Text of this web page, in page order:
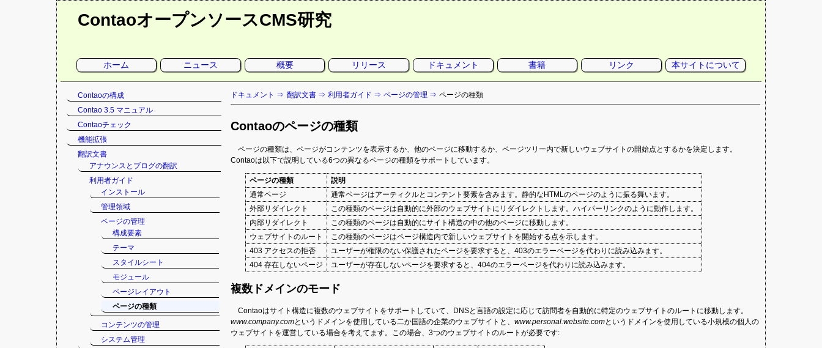
ContaoオープンソースCMS研究
ー
ホーム ニュース 概要 リリース ドキュメント 書籍 リンク 本サイトについて
ドキュメント 翻訳文書 利用者ガイド ページの管理 ページの種類
Contaoのページの種類
ページの種類は、ページがコンテンツを表示するか、他のページに移動するか、ページツリー内で新しいウェブサイトの開始点とするかを決定します。
Contaoは以下で説明している6つの異なるページの種類をサポートしています。
ページの種類
説明
通常ページ
通常ページはアーティクルとコンテント要素を含みます。静的なHTMLのページのように振る舞います。
外部リダイレクト
この種類のページは自動的に外部のウェブサイトにリダイレクトします。ハイパーリンクのように動作します。
内部リダイレクト
この種類のページは自動的にサイト構造の中の他のページに移動します。
ウェブサイトのルート
この種類のページはページ構造内で新しいウェブサイトを開始する点を示します。
403 アクセスの拒否
ユーザーが権限のない保護されたページを要求すると、403のエラーページを代わりに読み込みます。
404 存在しないページ
ユーザーが存在しないページを要求すると、404のエラーページを代わりに読み込みます。
複数ドメインのモード
Contaoはサイト構造に複数のウェブサイトをサポートしていて、DNSと言語の設定に応じて訪問者を自動的に特定のウェブサイトのルートに移動します。
www.company.comというドメインを使用している二か国語の企業のウェブサイトと、www.personal.website.comというドメインを使用している小規模の個人の
ウェブサイトを運営している場合を考えてます。この場合、3つのウェブサイトのルートが必要です:
ゲ
ー
Contaoの構成
Contao 3.5 マニュアル
Contaoチェック
機能拡張
翻訳文書
アナウンスとブログの翻訳
利用者ガイド
インストール
管理領域
ページの管理
構成要素
テーマ
スタイルシート
モジュール
ページレイアウト
ページの種類
コンテンツの管理
システム管理